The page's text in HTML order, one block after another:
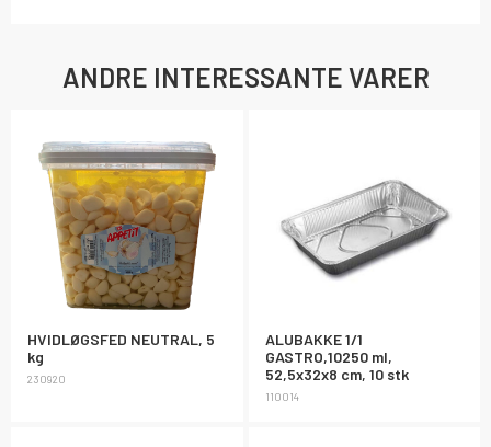
ANDRE INTERESSANTE VARER
HVIDLØGSFED NEUTRAL, 5
kg
230920
ALUBAKKE 1/1
GASTRO,10250 ml,
52,5x32x8 cm, 10 stk
110014